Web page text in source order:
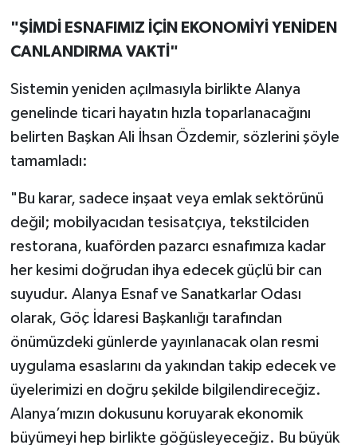
​"ŞİMDİ ESNAFIMIZ İÇİN EKONOMİYİ YENİDEN
CANLANDIRMA VAKTİ"
​Sistemin yeniden açılmasıyla birlikte Alanya
genelinde ticari hayatın hızla toparlanacağını
belirten Başkan Ali İhsan Özdemir, sözlerini şöyle
tamamladı:
"Bu karar, sadece inşaat veya emlak sektörünü
değil; mobilyacıdan tesisatçıya, tekstilciden
restorana, kuaförden pazarcı esnafımıza kadar
her kesimi doğrudan ihya edecek güçlü bir can
suyudur. Alanya Esnaf ve Sanatkarlar Odası
olarak, Göç İdaresi Başkanlığı tarafından
önümüzdeki günlerde yayınlanacak olan resmi
uygulama esaslarını da yakından takip edecek ve
üyelerimizi en doğru şekilde bilgilendireceğiz.
Alanya’mızın dokusunu koruyarak ekonomik
büyümeyi hep birlikte göğüsleyeceğiz. Bu büyük